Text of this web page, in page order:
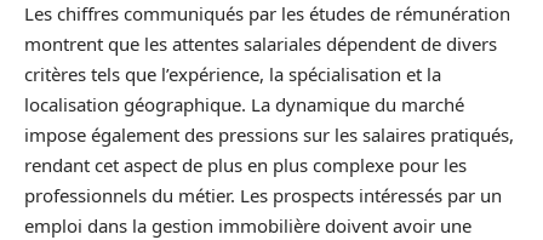
Les chiffres communiqués par les études de rémunération
montrent que les attentes salariales dépendent de divers
critères tels que l’expérience, la spécialisation et la
localisation géographique. La dynamique du marché
impose également des pressions sur les salaires pratiqués,
rendant cet aspect de plus en plus complexe pour les
professionnels du métier. Les prospects intéressés par un
emploi dans la gestion immobilière doivent avoir une